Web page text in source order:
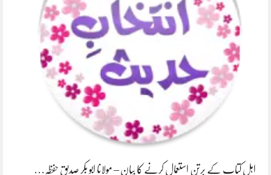
اہل کتاب کے برتن استعمال کرنے کا بیان – مولانا ابو بکر صدیق حفظہ…